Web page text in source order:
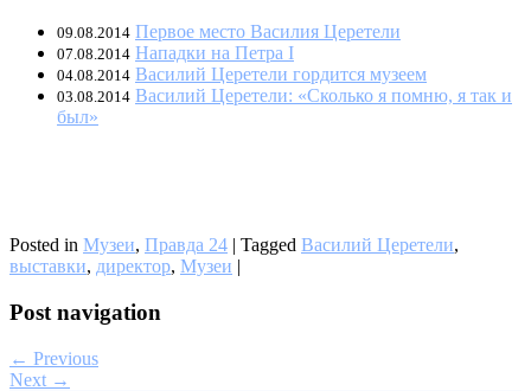
09.08.2014 Первое место Василия Церетели
07.08.2014 Нападки на Петра I
04.08.2014 Василий Церетели гордится музеем
03.08.2014 Василий Церетели: «Сколько я помню, я так и
был»
Posted in Музеи, Правда 24 | Tagged Василий Церетели,
выставки, директор, Музеи |
Post navigation
← Previous
Next →